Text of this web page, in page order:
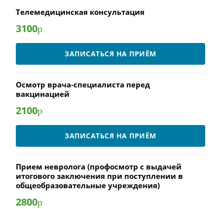
Телемедицинская консультация
3100р
ЗАПИСАТЬСЯ НА ПРИЁМ
Осмотр врача-специалиста перед
вакцинацией
2100р
ЗАПИСАТЬСЯ НА ПРИЁМ
Прием невролога (профосмотр с выдачей
итогового заключения при поступлении в
общеобразовательные учреждения)
2800р